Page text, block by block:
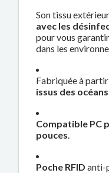
Son tissu
avec les
pour vous
dans les
Fabriquée à
issus des océans
Compatible PC
pouces.
Poche RFID anti-